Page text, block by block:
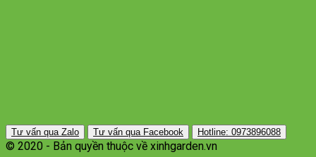
Tư vấn qua Zalo Tư vấn qua Facebook Hotline: 0973896088
© 2020 - Bản quyền thuộc về xinhgarden.vn